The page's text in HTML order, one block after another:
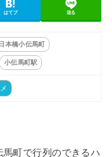
はてブ 送る
日本橋小伝馬町
小伝馬町駅
町で行列のできるハ